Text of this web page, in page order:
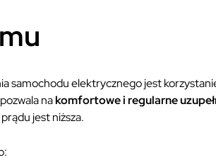
samochodu elektrycznego jest
nakomfortowe i regularne
jest niższa.